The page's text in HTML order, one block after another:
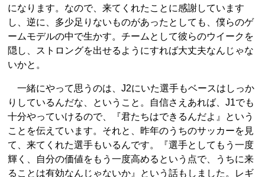
になります。なので、来てくれたことに感謝しています
し、逆に、多少足りないものがあったとしても、僕らのゲ
ームモデルの中で生かす。チームとして彼らのウイークを
隠し、ストロングを出せるようにすれば大丈夫なんじゃな
いかと。
一緒にやって思うのは、J2にいた選手もベースはしっか
りしているんだな、ということ。自信さえあれば、J1でも
十分やっていけるので、『君たちはできるんだよ』という
ことを伝えています。それと、昨年のうちのサッカーを見
て、来てくれた選手もいるんです。『選手としてもう一度
輝く、自分の価値をもう一度高めるという点で、うちに来
ることは有効なんじゃないか』という話もしました。レギ